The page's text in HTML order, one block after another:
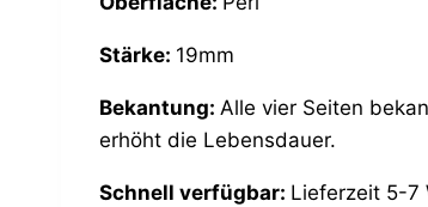
Stärke: 19mm
Bekantung: Alle vier Seiten
erhöht die Lebensdauer.
Schnell verfügbar: Lieferzeit 5-7